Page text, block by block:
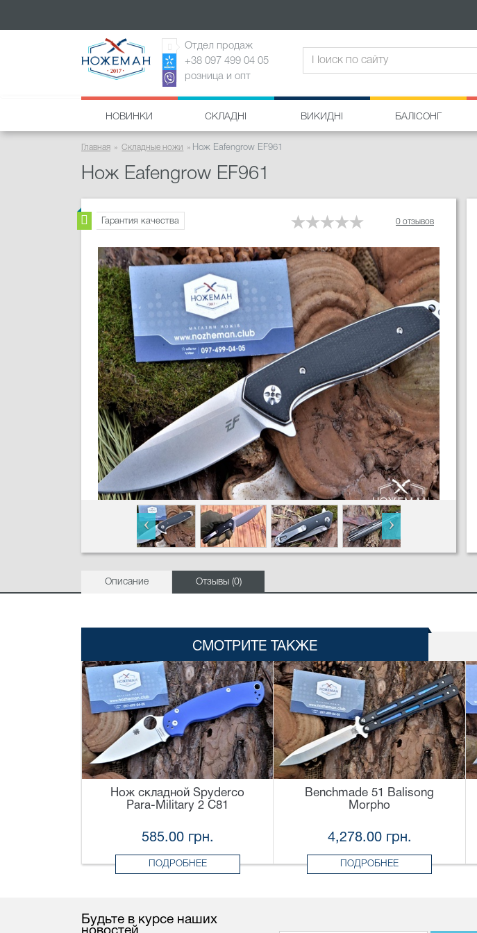
Отдел продаж
+38 097 499 04 05
розница и опт
НОВИНКИ СКЛАДНІ ВИКИДНІ БАЛІСОНГ
Главная Складные ножи Нож Eafengrow EF961
Нож Eafengrow EF961
Гарантия качества 0 отзывов
Описание Отзывы (0)
СМОТРИТЕ ТАКЖЕ
Нож складной Spyderco
Para-Military 2 C81
585.00 грн.
ПОДРОБНЕЕ
Benchmade 51 Balisong
Morpho
4,278.00 грн.
ПОДРОБНЕЕ
Будьте в курсе наших